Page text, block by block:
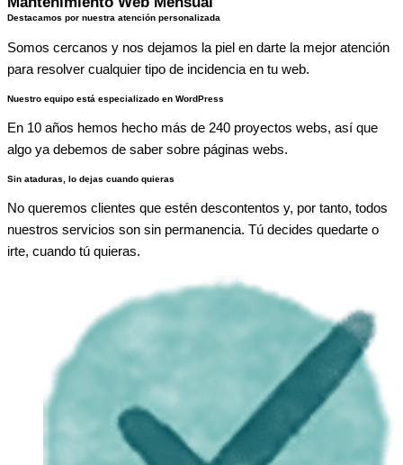
Destacamos por nuestra atención personalizada
Somos cercanos y nos dejamos la piel en darte la mejor atención
para resolver cualquier tipo de incidencia en tu web.
Nuestro equipo está especializado en WordPress
En 10 años hemos hecho más de 240 proyectos webs, así que
algo ya debemos de saber sobre páginas webs.
Sin ataduras, lo dejas cuando quieras
No queremos clientes que estén descontentos y, por tanto, todos
nuestros servicios son sin permanencia. Tú decides quedarte o
irte, cuando tú quieras.